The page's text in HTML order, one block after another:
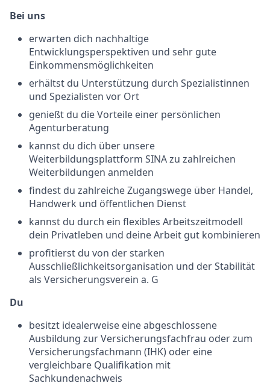
Bei uns
erwarten dich nachhaltige
Entwicklungsperspektiven und sehr gute
Einkommensmöglichkeiten
erhältst du Unterstützung durch Spezialistinnen
und Spezialisten vor Ort
genießt du die Vorteile einer persönlichen
Agenturberatung
kannst du dich über unsere
Weiterbildungsplattform SINA zu zahlreichen
Weiterbildungen anmelden
findest du zahlreiche Zugangswege über Handel,
Handwerk und öffentlichen Dienst
kannst du durch ein flexibles Arbeitszeitmodell
dein Privatleben und deine Arbeit gut kombinieren
profitierst du von der starken
Ausschließlichkeitsorganisation und der Stabilität
als Versicherungsverein a. G
Du
besitzt idealerweise eine abgeschlossene
Ausbildung zur Versicherungsfachfrau oder zum
Versicherungsfachmann (IHK) oder eine
vergleichbare Qualifikation mit
Sachkundenachweis